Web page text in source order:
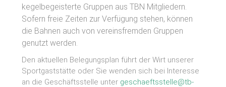
kegelbegeisterte Gruppen aus TBN Mitgliedern.
Sofern freie Zeiten zur Verfügung stehen, können
die Bahnen auch von vereinsfremden Gruppen
genutzt werden.
Den aktuellen Belegungsplan führt der Wirt unserer
Sportgaststätte oder Sie wenden sich bei Interesse
an die Geschäftsstelle unter geschaeftsstelle@tb-